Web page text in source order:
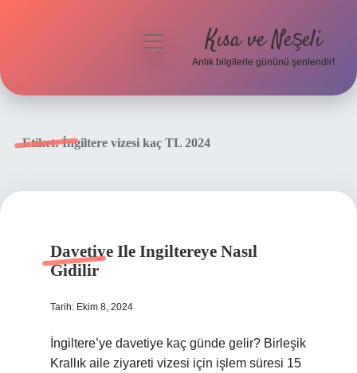
menüyü
Kısa ve Neşeli
Anlık bilgilerle gününü şenlendir!
Etiket:İngiltere vizesi kaç TL 2024
Davetiye Ile Ingiltereye Nasıl
Gidilir
Tarih: Ekim 8, 2024
İngiltere’ye davetiye kaç günde gelir? Birleşik
Krallık aile ziyareti vizesi için işlem süresi 15